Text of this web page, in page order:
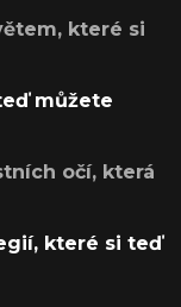
které si
můžete
očí, která
které si teď